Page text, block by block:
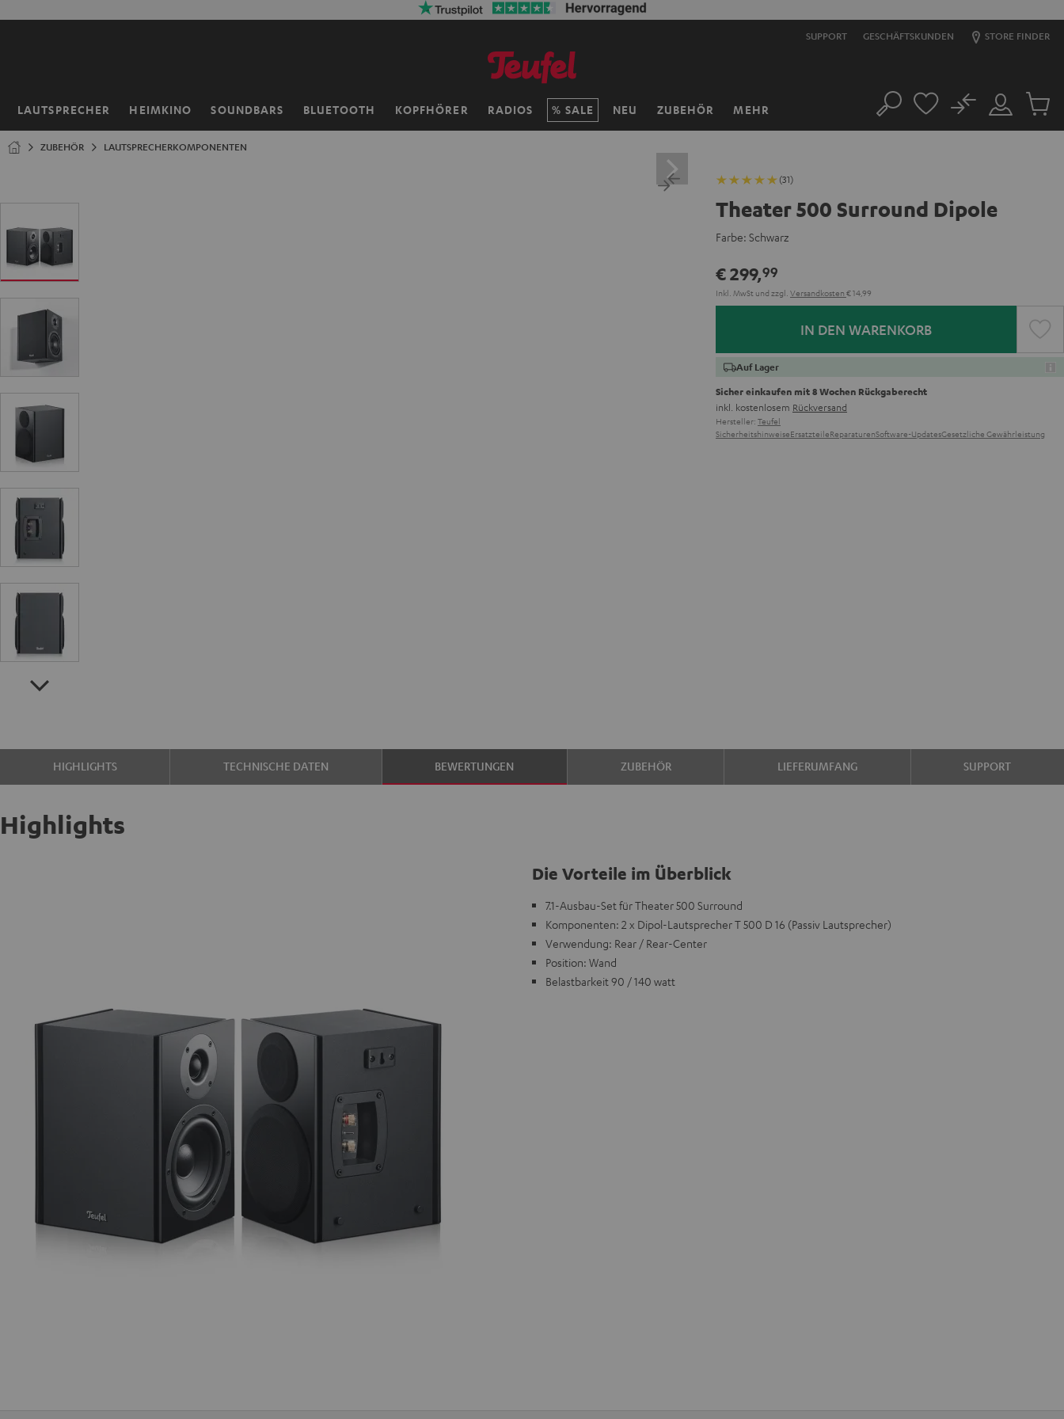
SUPPORT GESCHÄFTSKUNDEN STORE FINDER
LAUTSPRECHER HEIMKINO SOUNDBARS BLUETOOTH KOPFHÖRER RADIOS SALE NEU ZUBEHÖR MEHR
Startseite Suche
Mein
Konto
No
Artikel
ZUBEHÖR LAUTSPRECHERKOMPONENTEN
(31)
Theater 500 Surround Dipole
Farbe: Schwarz
€ 299,99
Inkl. MwSt und zzgl. Versandkosten € 14,99
IN DEN WARENKORB
Auf Lager
Sicher einkaufen mit 8 Wochen Rückgaberecht
inkl. kostenlosem Rückversand
Hersteller: Teufel
SicherheitshinweiseErsatzteileReparaturenSoftware-UpdatesGesetzliche Gewährleistung
HIGHLIGHTS TECHNISCHE DATEN BEWERTUNGEN ZUBEHÖR LIEFERUMFANG SUPPORT
Highlights
Die Vorteile im Überblick
7.1-Ausbau-Set für Theater 500 Surround
Komponenten: 2 x Dipol-Lautsprecher T 500 D 16 (Passiv Lautsprecher)
Verwendung: Rear / Rear-Center
Position: Wand
Belastbarkeit 90 / 140 watt